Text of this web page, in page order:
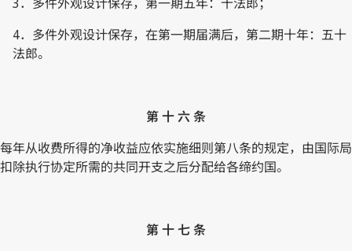
4．多件外观设计保存，在第一期届满后，第二期十年：五十
法郎。
第 十 六 条
每年从收费所得的净收益应依实施细则第八条的规定，由国际局
扣除执行协定所需的共同开支之后分配给各缔约国。
第 十 七 条